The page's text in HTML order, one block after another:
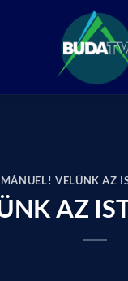
VELÜNK AZ
AZ